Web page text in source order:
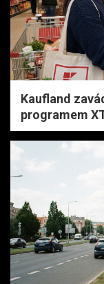
Kaufland
programem